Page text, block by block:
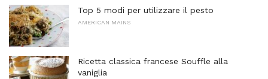
Top 5 modi per utilizzare il pesto
AMERICAN MAINS
Ricetta classica francese Souffle alla
vaniglia